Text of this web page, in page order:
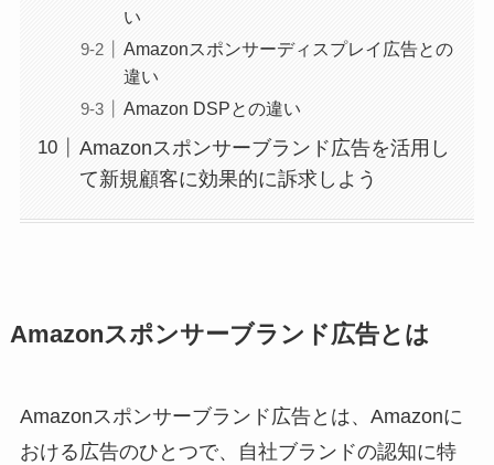
い
Amazonスポンサーディスプレイ広告との
違い
Amazon DSPとの違い
Amazonスポンサーブランド広告を活用し
て新規顧客に効果的に訴求しよう
Amazonスポンサーブランド広告とは
Amazonスポンサーブランド広告とは、Amazonに
おける広告のひとつで、自社ブランドの認知に特